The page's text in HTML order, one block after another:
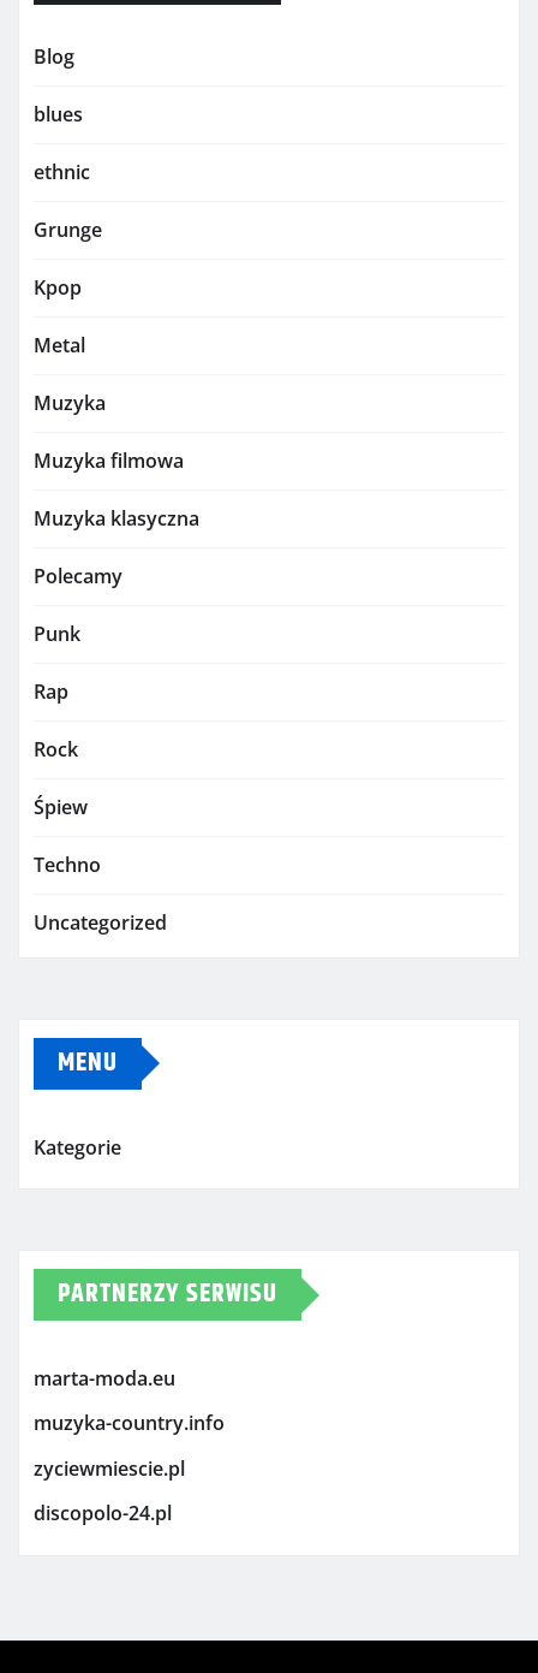
Blog
blues
ethnic
Grunge
Kpop
Metal
Muzyka
Muzyka filmowa
Muzyka klasyczna
Polecamy
Punk
Rap
Rock
Śpiew
Techno
Uncategorized
MENU
Kategorie
PARTNERZY SERWISU
marta-moda.eu
muzyka-country.info
zyciewmiescie.pl
discopolo-24.pl